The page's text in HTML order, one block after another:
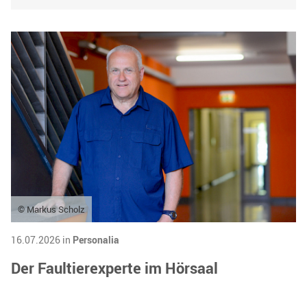
© Markus Scholz
16.07.2026 in Personalia
Der Faultierexperte im Hörsaal